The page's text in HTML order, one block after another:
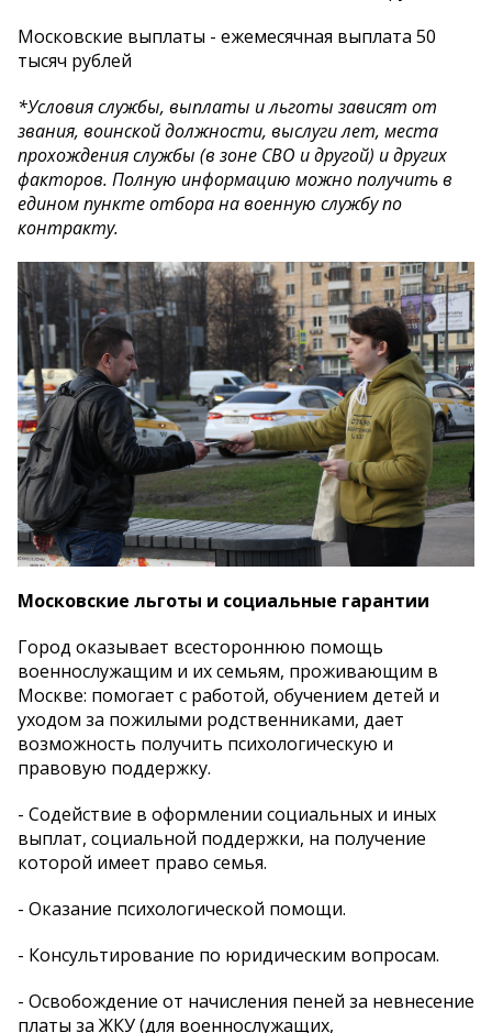
Московские выплаты - ежемесячная выплата 50
тысяч рублей
*Условия службы, выплаты и льготы зависят от
звания, воинской должности, выслуги лет, места
прохождения службы (в зоне СВО и другой) и других
факторов. Полную информацию можно получить в
едином пункте отбора на военную службу по
контракту.
Московские льготы и социальные гарантии
Город оказывает всестороннюю помощь
военнослужащим и их семьям, проживающим в
Москве: помогает с работой, обучением детей и
уходом за пожилыми родственниками, дает
возможность получить психологическую и
правовую поддержку.
- Содействие в оформлении социальных и иных
выплат, социальной поддержки, на получение
которой имеет право семья.
- Оказание психологической помощи.
- Консультирование по юридическим вопросам.
- Освобождение от начисления пеней за невнесение
платы за ЖКУ (для военнослужащих,